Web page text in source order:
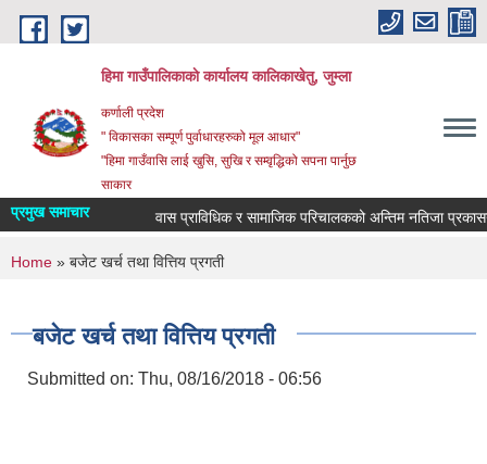
Skip to main content
हिमा गाउँपालिकाकाे कार्यालय कालिकाखेतु, जुम्ला
कर्णाली प्रदेश
" विकासका सम्पूर्ण पुर्वाधारहरुको मूल आधार"
"हिमा गाउँवासि लाई खुसि, सुखि र सम्वृद्धिको सपना पार्नुछ
साकार
प्रमुख समाचार वास प्राविधिक र सामाजिक परिचालकको अन्तिम नतिजा
You are here
Home » बजेट खर्च तथा वित्तिय प्रगती
बजेट खर्च तथा वित्तिय प्रगती
Submitted on: Thu, 08/16/2018 - 06:56